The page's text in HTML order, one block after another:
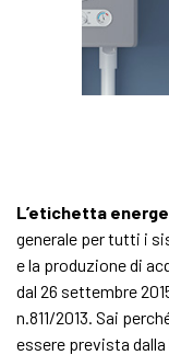
L’etichetta
generale per tutti i
e la produzione di
dal 26 settembre
n.811/2013. Sai
essere prevista